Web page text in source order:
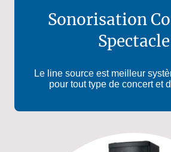
Sonorisation
Spectacle
Le line source est meilleur
pour tout type de concert et